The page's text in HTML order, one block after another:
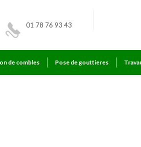
01 78 76 93 43
de combles Pose de gouttieres